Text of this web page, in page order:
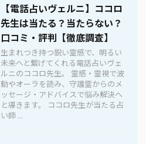
【電話占いヴェルニ】ココロ
先生は当たる？当たらない？
口コミ・評判【徹底調査】
生まれつき持つ鋭い霊感で、明るい
未来へと繋げてくれる電話占いヴェ
ルニのココロ先生。 霊感・霊視で波
動やオーラを読み、守護霊からのメ
ッセージ・アドバイスで悩み解決へ
と導きます。 ココロ先生が当たる占
い師 ...